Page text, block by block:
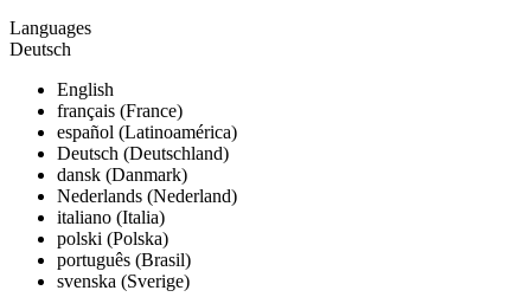
Languages
Deutsch
English
français (France)
español (Latinoamérica)
Deutsch (Deutschland)
dansk (Danmark)
Nederlands (Nederland)
italiano (Italia)
polski (Polska)
português (Brasil)
svenska (Sverige)